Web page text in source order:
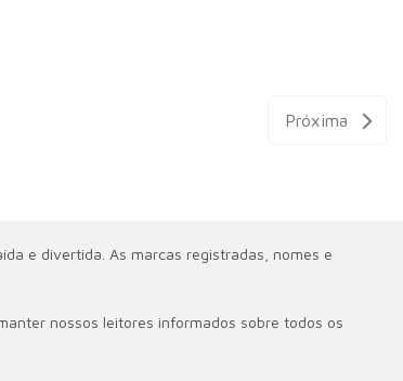
Próxima
e divertida. As marcas registradas, nomes e
nossos leitores informados sobre todos os